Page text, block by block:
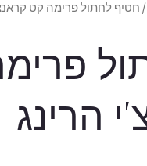
/ חטיף לחתול פרימה קט
הרינג